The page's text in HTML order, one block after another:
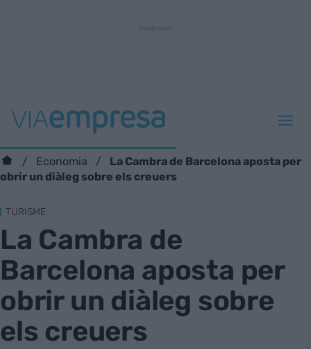
Economia
La Cambra de Barcelona aposta per
obrir un diàleg sobre els creuers
TURISME
La Cambra de
Barcelona aposta per
obrir un diàleg sobre
els creuers